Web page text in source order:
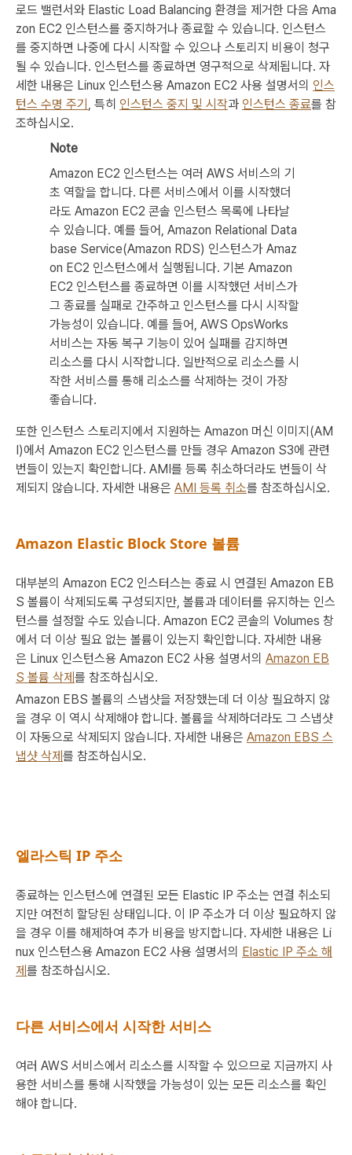
로드 밸런서와 Elastic Load Balancing 환경을 제거한 다음 Ama
zon EC2 인스턴스를 중지하거나 종료할 수 있습니다. 인스턴스
를 중지하면 나중에 다시 시작할 수 있으나 스토리지 비용이 청구
될 수 있습니다. 인스턴스를 종료하면 영구적으로 삭제됩니다. 자
세한 내용은 Linux 인스턴스용 Amazon EC2 사용 설명서의 인스
턴스 수명 주기
, 특히 인스턴스 중지 및 시작과 인스턴스 종료를 참
조하십시오.
Note
Amazon EC2 인스턴스는 여러 AWS 서비스의 기
초 역할을 합니다. 다른 서비스에서 이를 시작했더
라도 Amazon EC2 콘솔 인스턴스 목록에 나타날
수 있습니다. 예를 들어, Amazon Relational Data
base Service(Amazon RDS) 인스턴스가 Amaz
on EC2 인스턴스에서 실행됩니다. 기본 Amazon
EC2 인스턴스를 종료하면 이를 시작했던 서비스가
그 종료를 실패로 간주하고 인스턴스를 다시 시작할
가능성이 있습니다. 예를 들어, AWS OpsWorks
서비스는자동 복구 기능이 있어 실패를 감지하면
리소스를 다시 시작합니다. 일반적으로 리소스를 시
작한 서비스를 통해 리소스를 삭제하는 것이 가장
좋습니다.
또한 인스턴스 스토리지에서 지원하는 Amazon 머신 이미지(AM
I)에서 Amazon EC2 인스턴스를 만들 경우 Amazon S3에 관련
번들이 있는지 확인합니다. AMI를 등록 취소하더라도 번들이 삭
제되지 않습니다. 자세한 내용은 AMI 등록 취소를 참조하십시오.
Amazon Elastic Block Store 볼륨
대부분의 Amazon EC2 인스터스는 종료 시 연결된 Amazon EB
S 볼륨이 삭제되도록 구성되지만, 볼륨과 데이터를 유지하는 인스
턴스를 설정할 수도 있습니다. Amazon EC2 콘솔의 Volumes 창
에서 더 이상 필요 없는 볼륨이 있는지 확인합니다. 자세한 내용
은 Linux 인스턴스용 Amazon EC2 사용 설명서의 Amazon EB
S 볼륨 삭제 를 참조하십시오.
Amazon EBS 볼륨의 스냅샷을 저장했는데 더 이상 필요하지 않
을 경우 이 역시 삭제해야 합니다. 볼륨을 삭제하더라도 그 스냅샷
이 자동으로 삭제되지 않습니다. 자세한 내용은 Amazon EBS 스
냅샷 삭제 를 참조하십시오.
엘라스틱 IP 주소
종료하는 인스턴스에 연결된 모든 Elastic IP 주소는 연결 취소되
지만 여전히 할당된 상태입니다. 이 IP 주소가 더 이상 필요하지 않
을 경우 이를 해제하여 추가 비용을 방지합니다. 자세한 내용은 Li
nux 인스턴스용 Amazon EC2 사용 설명서의 Elastic IP 주소 해
제 를 참조하십시오.
다른 서비스에서 시작한 서비스
여러 AWS 서비스에서 리소스를 시작할 수 있으므로 지금까지 사
용한 서비스를 통해 시작했을 가능성이 있는 모든 리소스를 확인
해야 합니다.